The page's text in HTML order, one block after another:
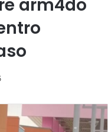
arm4do